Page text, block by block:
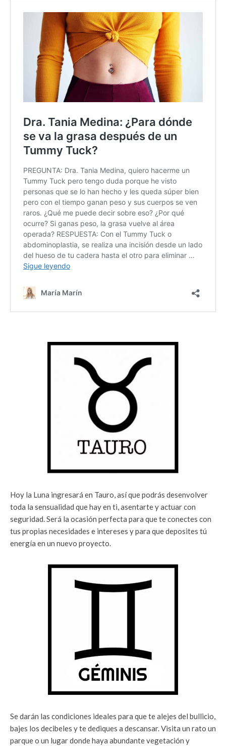
Hoy la Luna ingresará en Tauro, así que podrás desenvolver
toda la sensualidad que hay en ti, asentarte y actuar con
seguridad. Será la ocasión perfecta para que te conectes con
tus propias necesidades e intereses y para que deposites tú
energía en un nuevo proyecto.
Se darán las condiciones ideales para que te alejes del bullicio,
bajes los decibeles y te dediques a descansar. Visita un rato un
parque o un lugar donde haya abundante vegetación y